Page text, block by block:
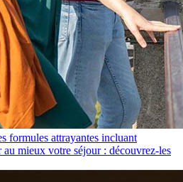
formules attrayantes incluant
mieux votre séjour : découvrez-les